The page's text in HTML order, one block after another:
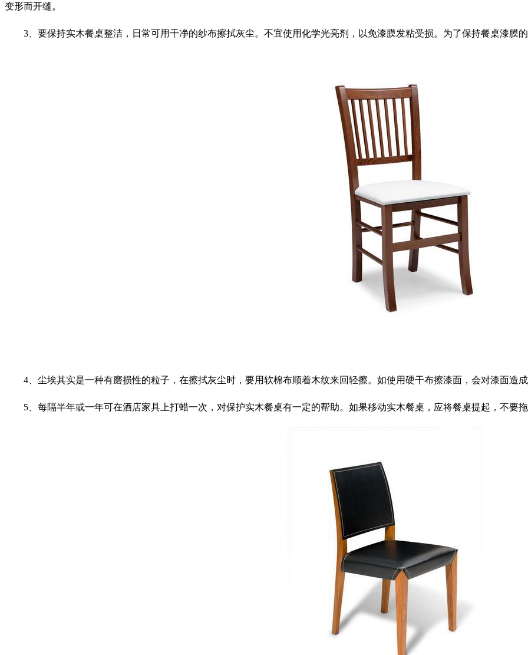
变形而开缝。
3、要保持实木餐桌整洁，日常可用干净的纱布擦拭灰尘。不宜使用化学光亮剂，以免漆膜发粘受损。为了保持餐桌漆膜
4、尘埃其实是一种有磨损性的粒子，在擦拭灰尘时，要用软棉布顺着木纹来回轻擦。如使用硬干布擦漆面，会对漆面造
5、每隔半年或一年可在酒店家具上打蜡一次，对保护实木餐桌有一定的帮助。如果移动实木餐桌，应将餐桌提起，不要